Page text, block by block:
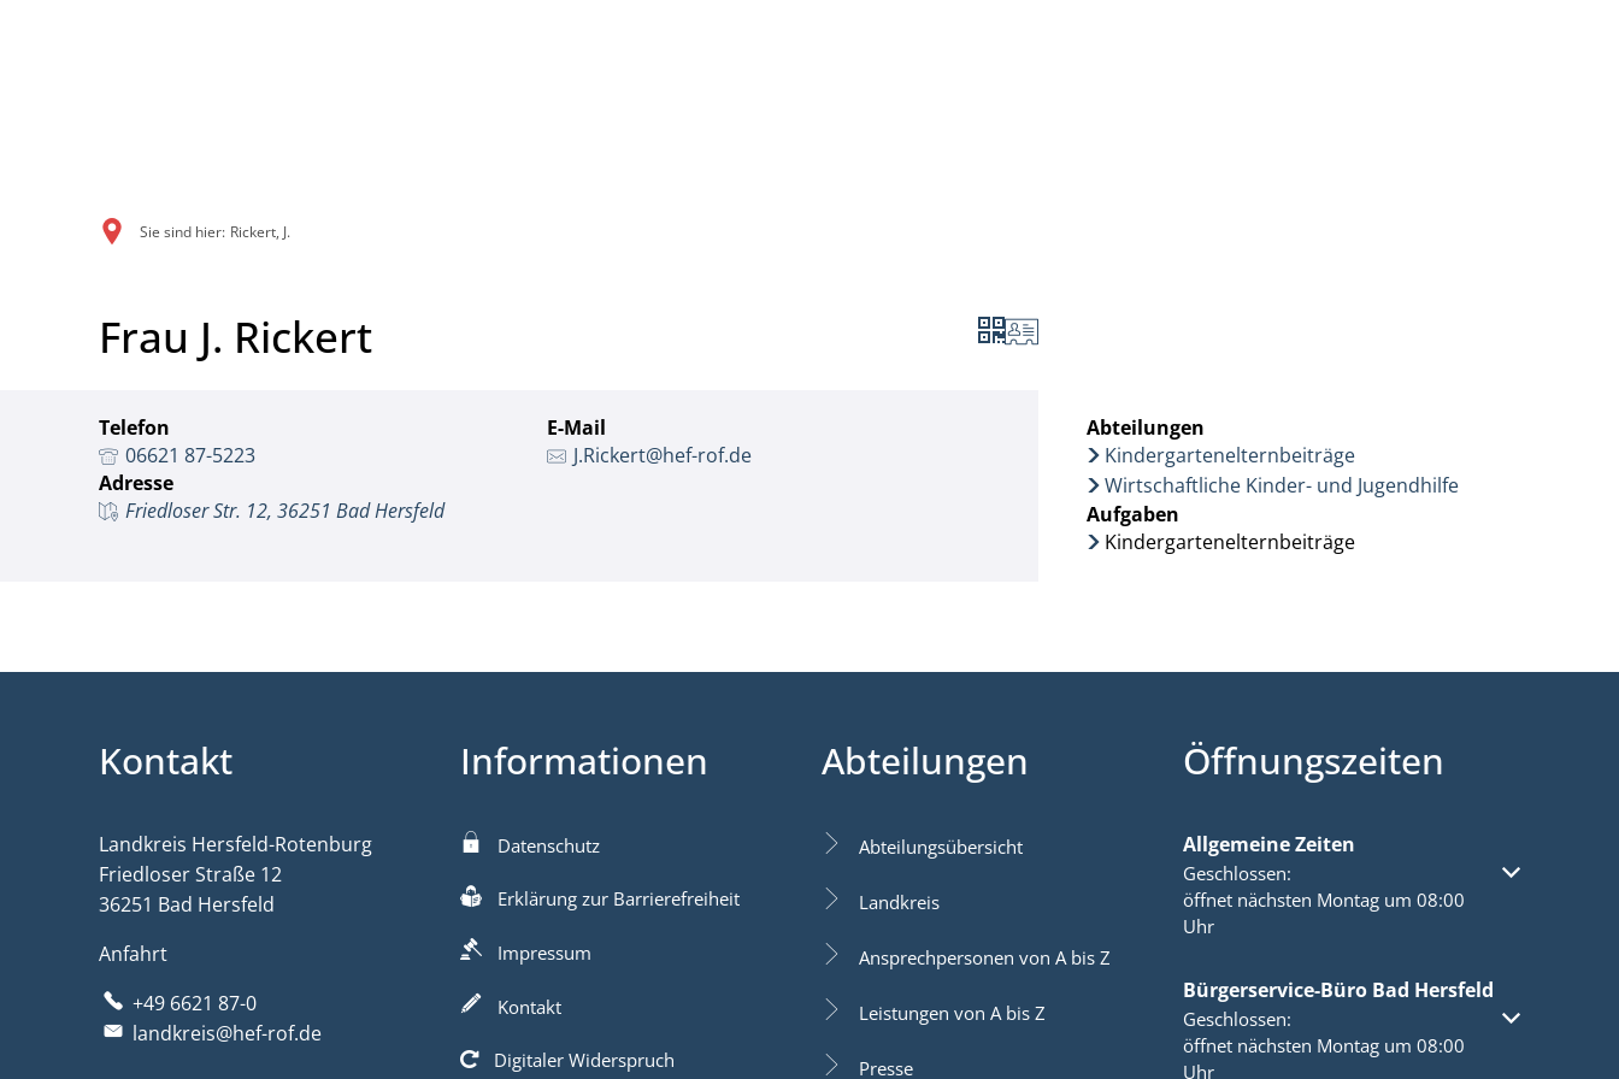
Sie sind hier: Rickert, J.
Frau J. Rickert
Telefon
06621 87-5223
E-Mail
J.Rickert@hef-rof.de
Adresse
Friedloser Str. 12, 36251 Bad Hersfeld
Abteilungen
Kindergartenelternbeiträge
Wirtschaftliche Kinder- und Jugendhilfe
Aufgaben
Kindergartenelternbeiträge
Kontakt
Landkreis Hersfeld-Rotenburg
Friedloser Straße 12
36251 Bad Hersfeld
Anfahrt
+49 6621 87-0
landkreis@hef-rof.de
Informationen
Datenschutz
Erklärung zur Barrierefreiheit
Impressum
Kontakt
Digitaler Widerspruch
Abteilungen
Abteilungsübersicht
Landkreis
Ansprechpersonen von A bis Z
Leistungen von A bis Z
Presse
Öffnungszeiten
Allgemeine Zeiten
Klicken, um weitere Öffnungs- oder Schließzeiten
Geschlossen:
öffnet nächsten Montag um 08:00
Uhr
Bürgerservice-Büro Bad Hersfeld
Klicken, um weitere Öffnungs- oder Schließzeiten
Geschlossen:
öffnet nächsten Montag um 08:00
Uhr